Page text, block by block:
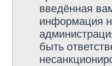
введённая
информация
быть